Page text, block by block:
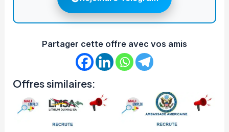
Partager cette offre avec vos amis
Offres similaires: